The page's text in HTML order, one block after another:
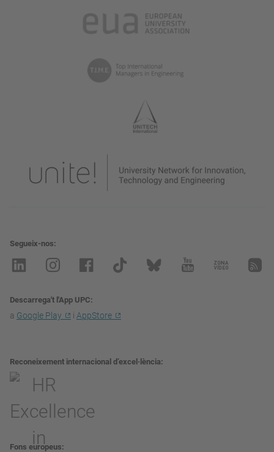
Segueix-nos
Descarrega't l'App UPC
a Google Play i AppStore
Reconeixement internacional d’excel·lència
Fons europeus